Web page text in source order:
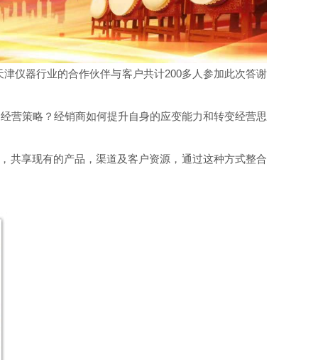
仪器行业的合作伙伴与客户共计200多人参加此次答谢
营策略？经销商如何提升自身的应变能力和转变经营思
共享现有的产品，渠道及客户资源，通过这种方式整合